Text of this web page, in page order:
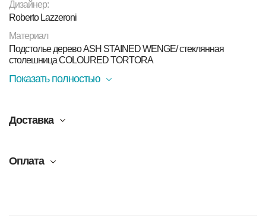
Дизайнер:
Roberto Lazzeroni
Материал
Подстолье дерево ASH STAINED WENGE/ стеклянная
столешница COLOURED TORTORA
Показать полностью
Доставка
Оплата